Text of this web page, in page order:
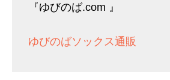
『ゆびのば.com 』
ゆびのばソックス通販